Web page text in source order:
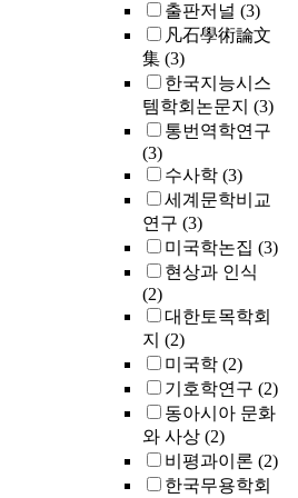
출판저널 (3)
凡石學術論文
集 (3)
한국지능시스
템학회논문지 (3)
통번역학연구
(3)
수사학 (3)
세계문학비교
연구 (3)
미국학논집 (3)
현상과 인식
(2)
대한토목학회
지 (2)
미국학 (2)
기호학연구 (2)
동아시아 문화
와 사상 (2)
비평과이론 (2)
한국무용학회